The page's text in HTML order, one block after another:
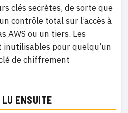
clés secrètes, de sorte que
contrôle total sur l’accès à
AWS ou un tiers. Les
pour quelqu’un
de chiffrement
ENSUITE